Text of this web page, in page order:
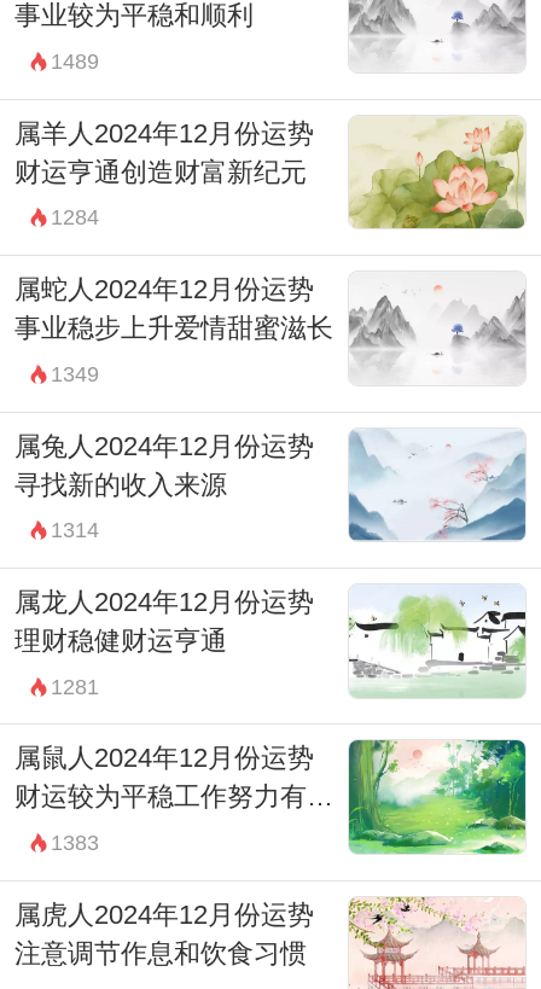
事业较为平稳和顺利
1489
属羊人2024年12月份运势
财运亨通创造财富新纪元
1284
属蛇人2024年12月份运势
事业稳步上升爱情甜蜜滋长
1349
属兔人2024年12月份运势
寻找新的收入来源
1314
属龙人2024年12月份运势
理财稳健财运亨通
1281
属鼠人2024年12月份运势
财运较为平稳工作努力有回
报 1383
属虎人2024年12月份运势
注意调节作息和饮食习惯